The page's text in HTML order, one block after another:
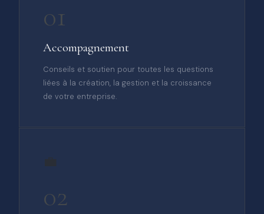
01
Accompagnement
Conseils et soutien pour toutes les questions
liées à la création, la gestion et la croissance
de votre entreprise.
02